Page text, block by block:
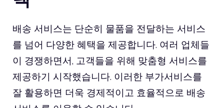
배송 서비스는 단순히 물품을 전달하는 서비스
를 넘어 다양한 혜택을 제공합니다. 여러 업체들
이 경쟁하면서, 고객들을 위해 맞춤형 서비스를
제공하기 시작했습니다. 이러한 부가서비스를
잘 활용하면 더욱 경제적이고 효율적으로 배송